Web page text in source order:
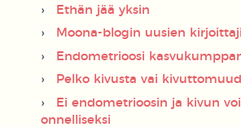
Ethän jää yksin
Moona-blogin uusien
Endometrioosi
Pelko kivusta vai
Ei endometrioosin ja kivun
onnelliseksi